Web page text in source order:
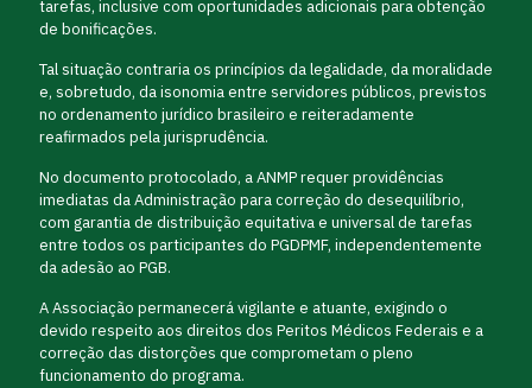
tarefas, inclusive com oportunidades adicionais para obtenção
de bonificações.
Tal situação contraria os princípios da legalidade, da moralidade
e, sobretudo, da isonomia entre servidores públicos, previstos
no ordenamento jurídico brasileiro e reiteradamente
reafirmados pela jurisprudência.
No documento protocolado, a ANMP requer providências
imediatas da Administração para correção do desequilíbrio,
com garantia de distribuição equitativa e universal de tarefas
entre todos os participantes do PGDPMF, independentemente
da adesão ao PGB.
A Associação permanecerá vigilante e atuante, exigindo o
devido respeito aos direitos dos Peritos Médicos Federais e a
correção das distorções que comprometam o pleno
funcionamento do programa.